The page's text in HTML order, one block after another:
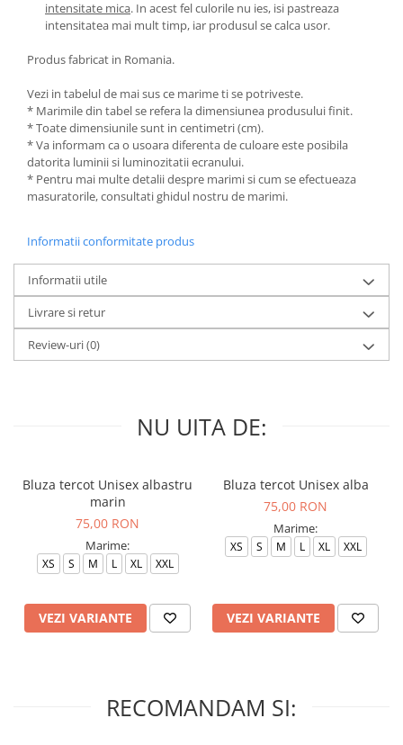
intensitate mica. In acest fel culorile nu ies, isi pastreaza
intensitatea mai mult timp, iar produsul se calca usor.
Produs fabricat in Romania.
Vezi in tabelul de mai sus ce marime ti se potriveste.
* Marimile din tabel se refera la dimensiunea produsului finit.
* Toate dimensiunile sunt in centimetri (cm).
* Va informam ca o usoara diferenta de culoare este posibila
datorita luminii si luminozitatii ecranului.
* Pentru mai multe detalii despre marimi si cum se efectueaza
masuratorile, consultati ghidul nostru de marimi.
Informatii conformitate produs
Informatii utile
Livrare si retur
Review-uri(0)
NU UITA DE:
Bluza tercot Unisex albastru
marin
75,00 RON
Marime:
XS S M L XL XXL
VEZI VARIANTE
Bluza tercot Unisex alba
75,00 RON
Marime:
XS S M L XL XXL
VEZI VARIANTE
RECOMANDAM SI: